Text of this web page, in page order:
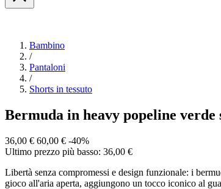
Bambino
/
Pantaloni
/
Shorts in tessuto
Bermuda in heavy popeline verde
36,00 € 60,00 € -40%
Ultimo prezzo più basso: 36,00 €
Libertà senza compromessi e design funzionale: i
gioco all'aria aperta, aggiungono un tocco iconico al